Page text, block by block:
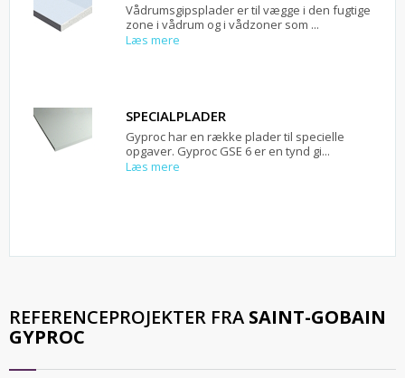
Vådrumsgipsplader er til vægge i den fugtige
zone i vådrum og i vådzoner som ...
Læs mere
SPECIALPLADER
Gyproc har en række plader til specielle
opgaver. Gyproc GSE 6 er en tynd gi...
Læs mere
REFERENCEPROJEKTER FRA SAINT-GOBAIN
GYPROC